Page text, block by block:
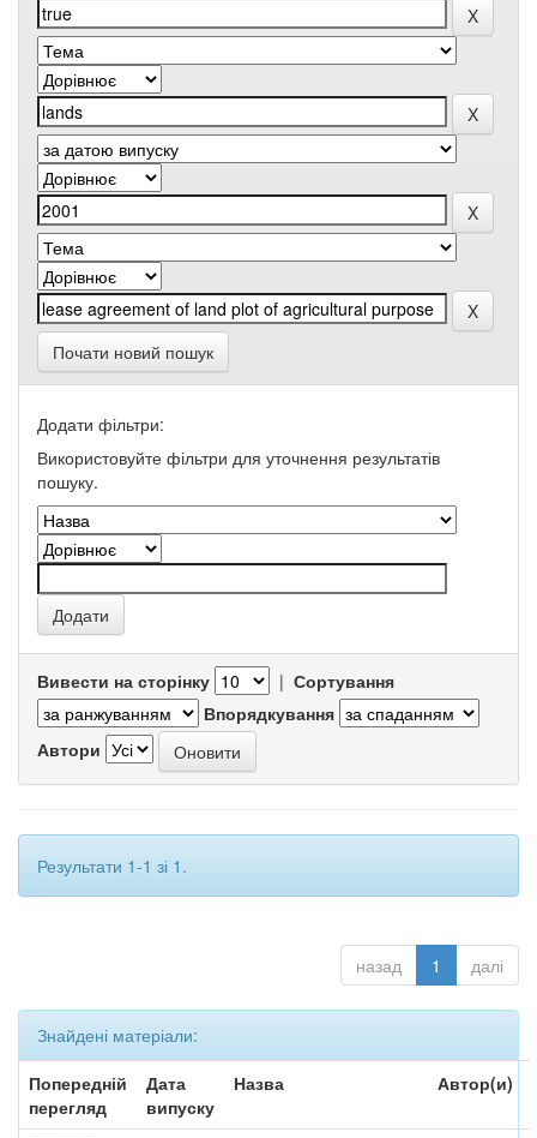
Почати новий пошук
Додати фільтри:
Використовуйте фільтри для уточнення результатів
пошуку.
Вивести на сторінку | Сортування
Впорядкування
Автори
Результати 1-1 зі 1.
назад 1 далі
Знайдені матеріали:
Попередній
перегляд
Дата
випуску
Назва Автор(и)